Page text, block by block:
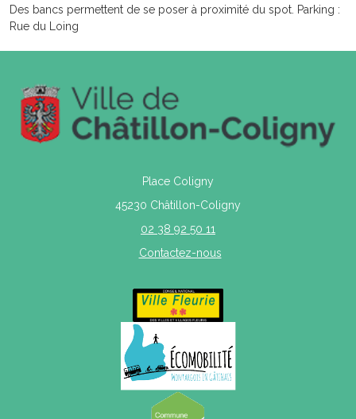
Des bancs permettent de se poser à proximité du spot. Parking :
Rue du Loing
Place Coligny
45230 Châtillon-Coligny
02 38 92 50 11
Contactez-nous